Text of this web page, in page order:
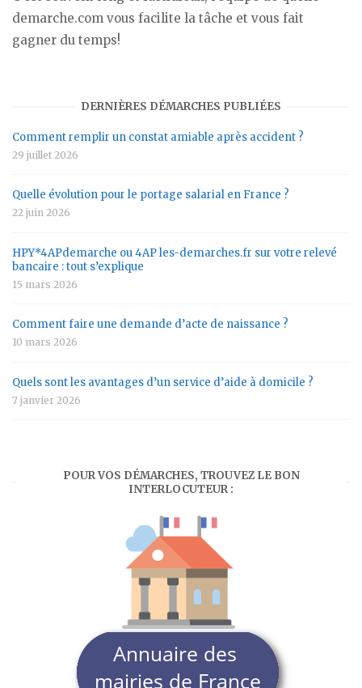
demarche.com vous facilite la tâche et vous fait
gagner du temps!
DERNIÈRES DÉMARCHES PUBLIÉES
Comment remplir un constat amiable après accident ?
29 juillet 2026
Quelle évolution pour le portage salarial en France ?
22 juin 2026
HPY*4APdemarche ou 4AP les-demarches.fr sur votre relevé
bancaire : tout s’explique
15 mars 2026
Comment faire une demande d’acte de naissance ?
10 mars 2026
Quels sont les avantages d’un service d’aide à domicile ?
7 janvier 2026
POUR VOS DÉMARCHES, TROUVEZ LE BON
INTERLOCUTEUR :